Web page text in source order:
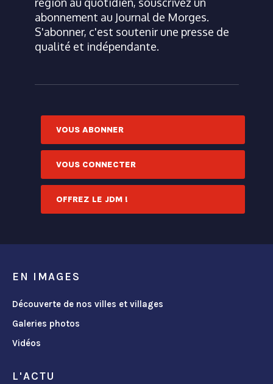
région au quotidien, souscrivez un
abonnement au Journal de Morges.
S'abonner, c'est soutenir une presse de
qualité et indépendante.
VOUS ABONNER
VOUS CONNECTER
OFFREZ LE JDM !
EN IMAGES
Découverte de nos villes et villages
Galeries photos
Vidéos
L'ACTU